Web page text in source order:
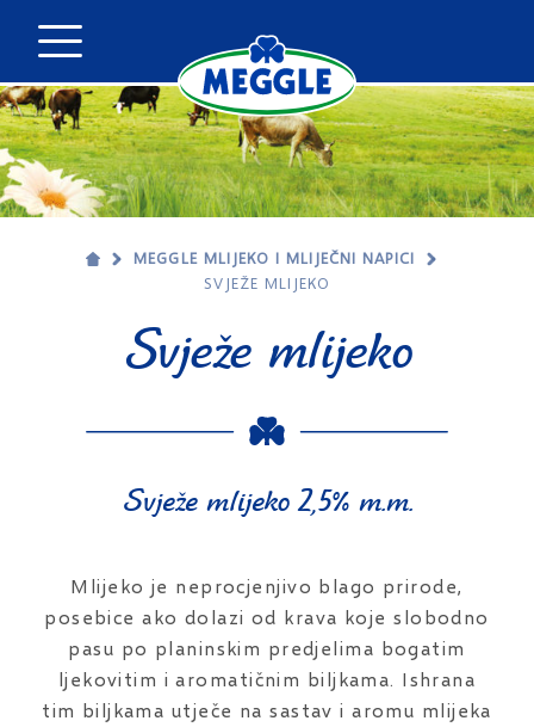
MEGGLE MLIJEKO I MLIJEČNI NAPICI
SVJEŽE MLIJEKO
Svježe mlijeko
Svježe mlijeko 2,5% m.m.
Mlijeko je neprocjenjivo blago prirode,
posebice ako dolazi od krava koje slobodno
pasu po planinskim predjelima bogatim
ljekovitim i aromatičnim biljkama. Ishrana
tim biljkama utječe na sastav i aromu mlijeka